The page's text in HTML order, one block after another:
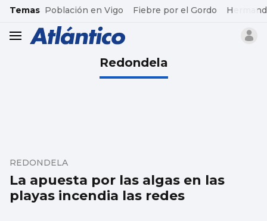
common.go-to-content
Temas Población en Vigo Fiebre por el Gordo
header.menu.open
Redondela
La apuesta por las algas en las
playas incendia las redes
REDONDELA